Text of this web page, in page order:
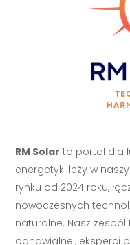
RM Solar to portal dla
energetyki leży w
rynku od 2024 roku,
nowoczesnych
naturalne. Nasz
odnawialnej, eksperci